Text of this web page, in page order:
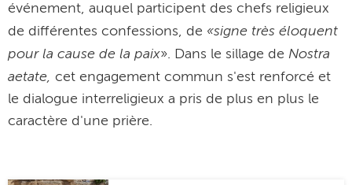
événement, auquel participent des chefs religieux
de différentes confessions, de «signe très éloquent
pour la cause de la paix». Dans le sillage de Nostra
aetate, cet engagement commun s'est renforcé et
le dialogue interreligieux a pris de plus en plus le
caractère d'une prière.